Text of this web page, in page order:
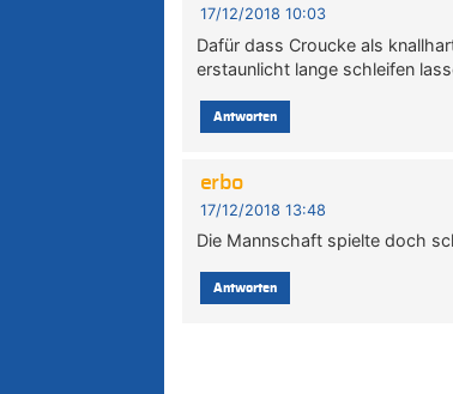
17/12/2018 10:03
Dafür dass Croucke als
erstaunlicht lange schleifen
Antworten
erbo
17/12/2018 13:48
Die Mannschaft spielte doch
Antworten